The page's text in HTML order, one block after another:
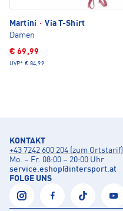
Martini · Via T-Shirt
Damen
€ 69,99
UVP* € 84,99
KONTAKT
+43 7242 600 204 (zum Ortstarif)
Mo. – Fr. 08:00 – 20:00 Uhr
service.eshop@intersport.at
FOLGE UNS